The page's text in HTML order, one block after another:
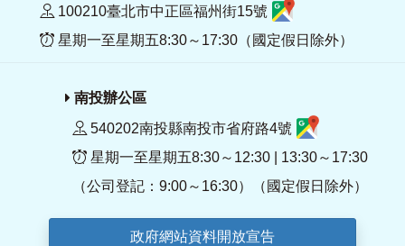
100210臺北市中正區福州街15號
星期一至星期五8:30～17:30（國定假日除外）
南投辦公區
540202南投縣南投市省府路4號
星期一至星期五8:30～12:30 | 13:30～17:30
（公司登記：9:00～16:30）（國定假日除外）
政府網站資料開放宣告